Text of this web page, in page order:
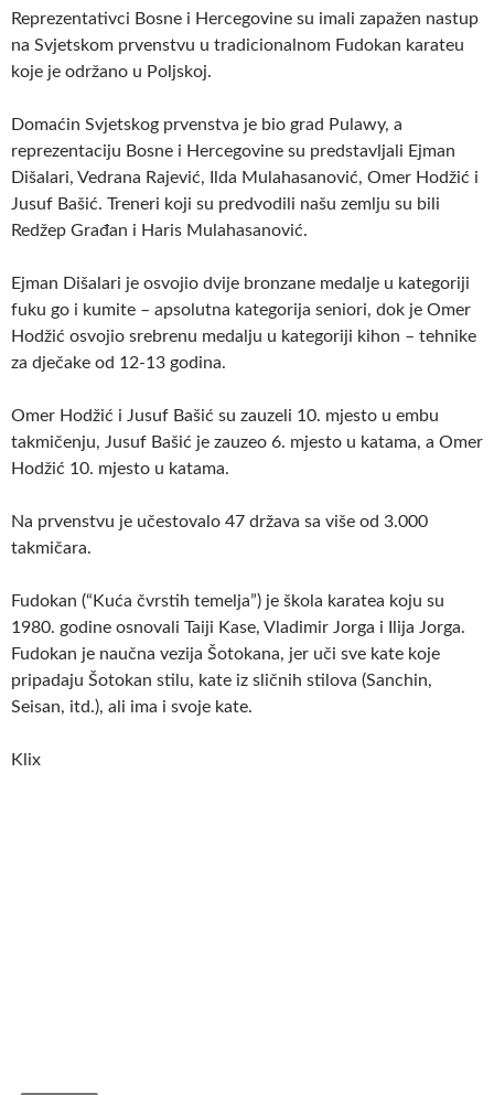
Reprezentativci Bosne i Hercegovine su imali zapažen nastup
na Svjetskom prvenstvu u tradicionalnom Fudokan karateu
koje je održano u Poljskoj.
Domaćin Svjetskog prvenstva je bio grad Pulawy, a
reprezentaciju Bosne i Hercegovine su predstavljali Ejman
Dišalari, Vedrana Rajević, Ilda Mulahasanović, Omer Hodžić i
Jusuf Bašić. Treneri koji su predvodili našu zemlju su bili
Redžep Građan i Haris Mulahasanović.
Ejman Dišalari je osvojio dvije bronzane medalje u kategoriji
fuku go i kumite – apsolutna kategorija seniori, dok je Omer
Hodžić osvojio srebrenu medalju u kategoriji kihon – tehnike
za dječake od 12-13 godina.
Omer Hodžić i Jusuf Bašić su zauzeli 10. mjesto u embu
takmičenju, Jusuf Bašić je zauzeo 6. mjesto u katama, a Omer
Hodžić 10. mjesto u katama.
Na prvenstvu je učestovalo 47 država sa više od 3.000
takmičara.
Fudokan (“Kuća čvrstih temelja”) je škola karatea koju su
1980. godine osnovali Taiji Kase, Vladimir Jorga i Ilija Jorga.
Fudokan je naučna vezija Šotokana, jer uči sve kate koje
pripadaju Šotokan stilu, kate iz sličnih stilova (Sanchin,
Seisan, itd.), ali ima i svoje kate.
Klix